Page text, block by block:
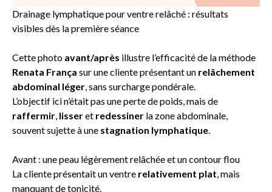
Drainage lymphatique pour ventre relâché : résultats
visibles dès la première séance
Cette photo avant/après illustre l’efficacité de la méthode
Renata França sur une cliente présentant un relâchement
abdominal léger, sans surcharge pondérale.
L’objectif ici n’était pas une perte de poids, mais de
raffermir, lisseret redessiner la zone abdominale,
souvent sujette à une stagnation lymphatique.
Avant : une peau légèrement relâchée et un contour flou
La cliente présentait un ventre relativement plat, mais
manquant de tonicité.